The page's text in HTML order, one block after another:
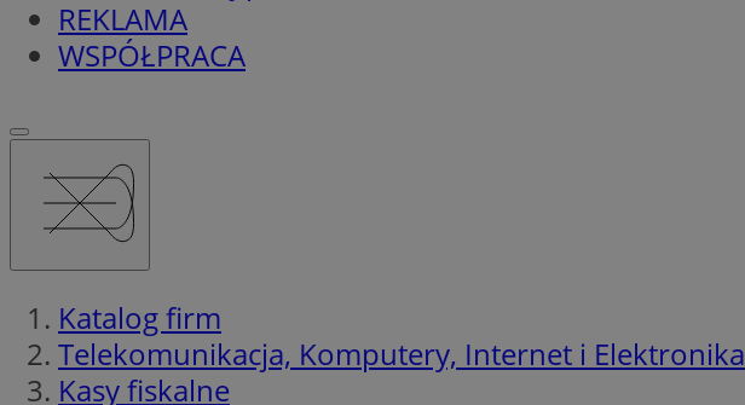
REKLAMA
WSPÓŁPRACA
Katalog firm
Telekomunikacja, Komputery, Internet i Elektronika
Kasy fiskalne